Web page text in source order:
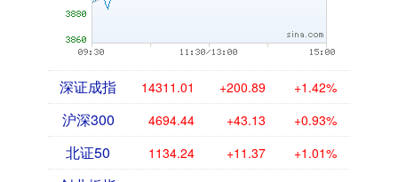
深证成指 14311.01 +200.89 +1.42%
沪深300 4694.44 +43.13 +0.93%
北证50 1134.24 +11.37 +1.01%